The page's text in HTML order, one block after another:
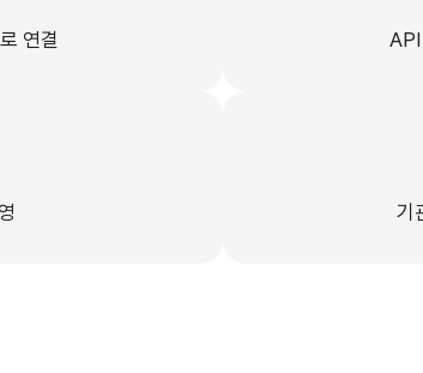
연결 API
기